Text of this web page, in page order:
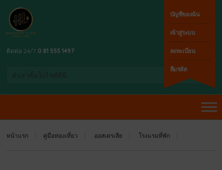
บัญชีของฉัน
เข้าสู่ระบบ
ลงทะเบียน
ลืมรหัส
ติดต่อ 24/7 0 81 555 1497
หน้าแรก คู่มือท่องเที่ยว ออสเตรเลีย โรงแรมที่พัก